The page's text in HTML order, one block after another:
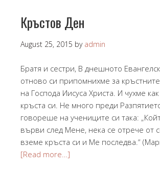
Кръстов Ден
August 25, 2015 by admin
Братя и сестри, В днешното
отново си припомнихме за
на Господа Иисуса Христа. И чухме
кръста си. Не много преди
говореше на учениците си така:
върви след Мене, нека се отрече от
вземе кръста си и Ме последва.“
[Read more…]